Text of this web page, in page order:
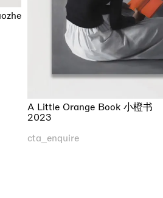
A Little Orange Book 小橙书
2023
cta_enquire